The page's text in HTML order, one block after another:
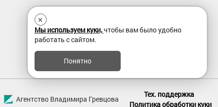
Агентство Владимира Гревцова
Тех. поддержка
Политика обработки куки
×
Мы используем куки,чтобы вам было удобно
работать с сайтом.
Понятно